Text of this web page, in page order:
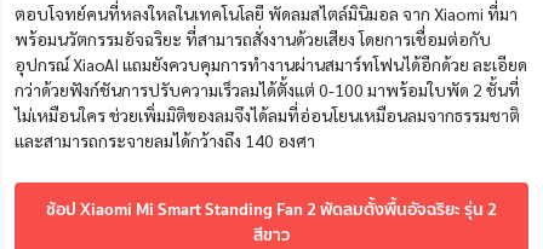
ตอบโจทย์คนที่หลงใหลในเทคโนโลยี พัดลมสไตล์มินิมอล จาก Xiaomi ที่มา
พร้อมนวัตกรรมอัจฉริยะ ที่สามารถสั่งงานด้วยเสียง โดยการเชื่อมต่อกับ
อุปกรณ์ XiaoAI แถมยังควบคุมการทำงานผ่านสมาร์ทโฟนได้อีกด้วย ละเอียด
กว่าด้วยฟังก์ชันการปรับความเร็วลมได้ตั้งแต่ 0-100 มาพร้อมใบพัด 2 ชั้นที่
ไม่เหมือนใคร ช่วยเพิ่มมิติของลมจึงได้ลมที่อ่อนโยนเหมือนลมจากธรรมชาติ
และสามารถกระจายลมได้กว้างถึง 140 องศา
ช้อป Xiaomi Mi Smart Standing Fan 2 พัดลมตั้งพื้นอัจฉริยะ รุ่น 2
สีขาว